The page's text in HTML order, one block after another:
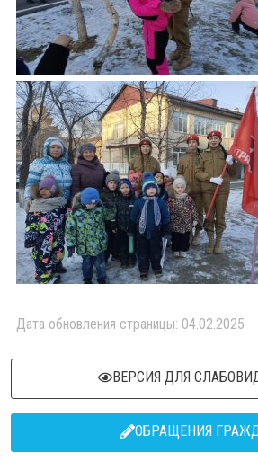
Дата обновления страницы: 04.02.2025
ВЕРСИЯ ДЛЯ
ОБРАЩЕНИЯ